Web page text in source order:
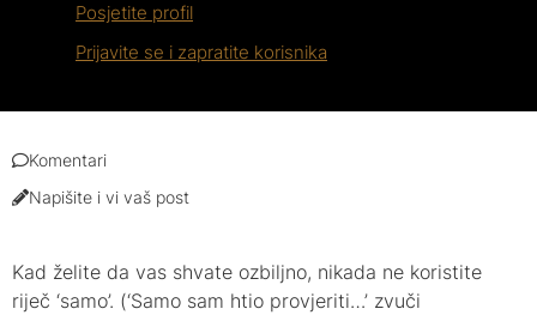
Posjetite profil
Prijavite se i zapratite korisnika
Komentari
Napišite i vi vaš post
Kad želite da vas shvate ozbiljno, nikada ne koristite
riječ ‘samo’. (‘Samo sam htio provjeriti…’ zvuči